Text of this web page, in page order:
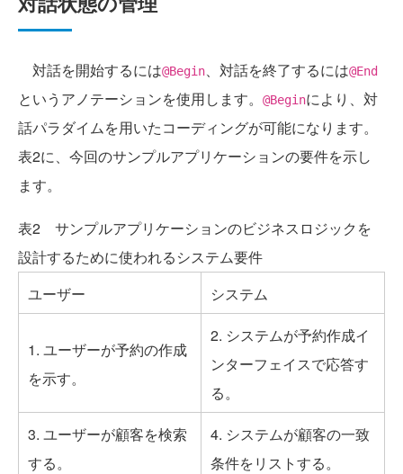
対話を開始するには@Begin 、対話を終了するには@End
というアノテーションを使用します。 @Beginにより、対
話パラダイムを用いたコーディングが可能になります。
表2に、今回のサンプルアプリケーションの要件を示し
ます。
表2 サンプルアプリケーションのビジネスロジックを
設計するために使われるシステム要件
ユーザー
システム
1. ユーザーが予約の作成
を示す。
2. システムが予約作成イ
ンターフェイスで応答す
る。
3. ユーザーが顧客を検索
する。
4. システムが顧客の一致
条件をリストする。